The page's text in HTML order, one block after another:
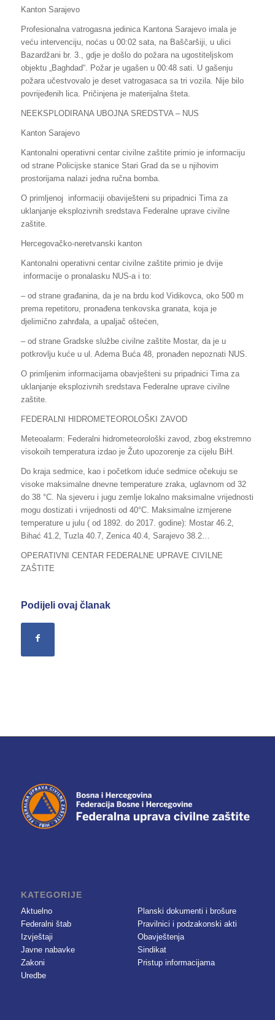
Kanton Sarajevo
Profesionalna vatrogasna jedinica Kantona Sarajevo imala je
veću intervenciju, noćas u 00:02 sata, na Baščaršiji, u ulici
Bazardžani br. 3., gdje je došlo do požara na ugostiteljskom
objektu „Baghdad“. Požar je ugašen u 00:48 sati. U gašenju
požara učestvovalo je deset vatrogasaca sa tri vozila. Nije bilo
povrijeđenih lica. Pričinjena je materijalna šteta.
NEEKSPLODIRANA UBOJNA SREDSTVA – NUS
Kanton Sarajevo
Kantonalni operativni centar civilne zaštite primio je informaciju
od strane Policijske stanice Stari Grad da se u njihovim
prostorijama nalazi jedna ručna bomba.
O primljenoj informaciji obaviješteni su pripadnici Tima za
uklanjanje eksplozivnih sredstava Federalne uprave civilne
zaštite.
Hercegovačko-neretvanski kanton
Kantonalni operativni centar civilne zaštite primio je dvije
informacije o pronalasku NUS-a i to:
– od strane građanina, da je na brdu kod Vidikovca, oko 500 m
prema repetitoru, pronađena tenkovska granata, koja je
djelimično zahrđala, a upaljač oštećen,
– od strane Gradske službe civilne zaštite Mostar, da je u
potkrovlju kuće u ul. Adema Buća 48, pronađen nepoznati NUS.
O primljenim informacijama obavješteni su pripadnici Tima za
uklanjanje eksplozivnih sredstava Federalne uprave civilne
zaštite.
FEDERALNI HIDROMETEOROLOŠKI ZAVOD
Meteoalarm: Federalni hidrometeorološki zavod, zbog ekstremno
visokoih temperatura izdao je Žuto upozorenje za cijelu BiH.
Do kraja sedmice, kao i početkom iduće sedmice očekuju se
visoke maksimalne dnevne temperature zraka, uglavnom od 32
do 38 °C. Na sjeveru i jugu zemlje lokalno maksimalne vrijednosti
mogu dostizati i vrijednosti od 40°C. Maksimalne izmjerene
temperature u julu ( od 1892. do 2017. godine): Mostar 46.2,
Bihać 41.2, Tuzla 40.7, Zenica 40.4, Sarajevo 38.2…
OPERATIVNI CENTAR FEDERALNE UPRAVE CIVILNE
ZAŠTITE
Podijeli ovaj članak
KATEGORIJE
Aktuelno
Federalni štab
Izvještaji
Javne nabavke
Zakoni
Uredbe
Planski dokumenti i brošure
Pravilnici i podzakonski akti
Obavještenja
Sindikat
Pristup informacijama